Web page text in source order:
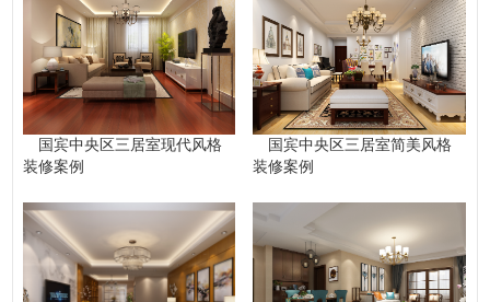
国宾中央区三居室现代风格
装修案例
国宾中央区三居室简美风格
装修案例